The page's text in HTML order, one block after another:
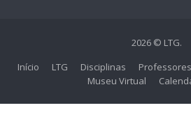
2026 © LTG.
Início
LTG Disciplinas Professores
Museu Virtual